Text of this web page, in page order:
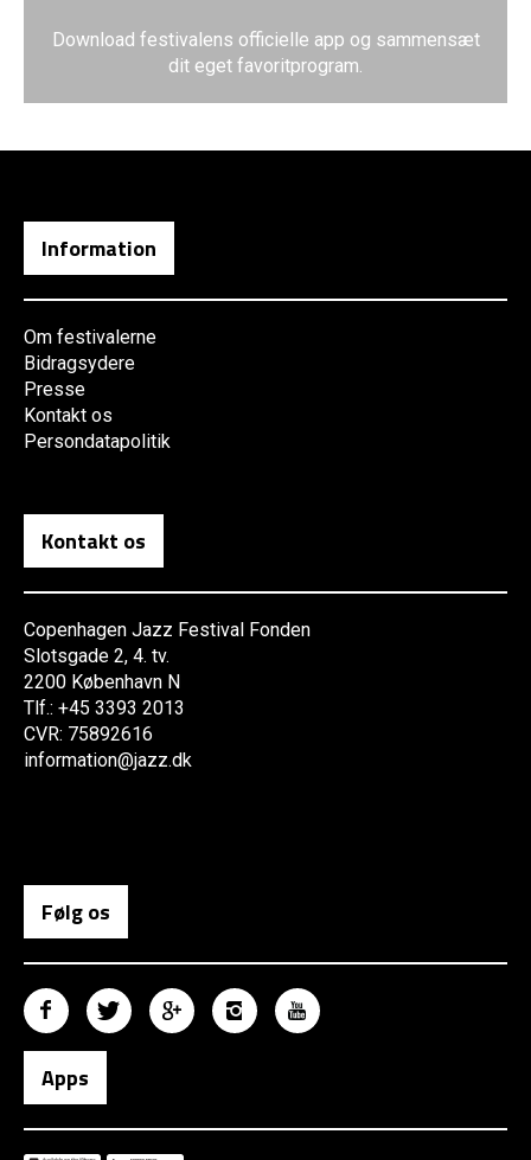
Download festivalens officielle app og sammensæt
dit eget favoritprogram.
Information
Om festivalerne
Bidragsydere
Presse
Kontakt os
Persondatapolitik
Kontakt os
Copenhagen Jazz Festival Fonden
Slotsgade 2, 4. tv.
2200 København N
Tlf.: +45 3393 2013
CVR: 75892616
information@jazz.dk
Følg os
Apps